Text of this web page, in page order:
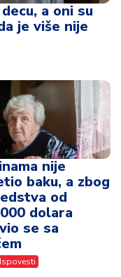
a oni su
je više nije
nije
baku, a zbog
od
dolara
se sa
Ispovesti